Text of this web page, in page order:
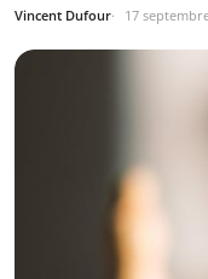
Vincent Dufour 17